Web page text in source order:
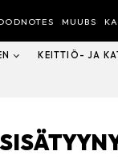
MUUBS
KEITTIÖ- JA